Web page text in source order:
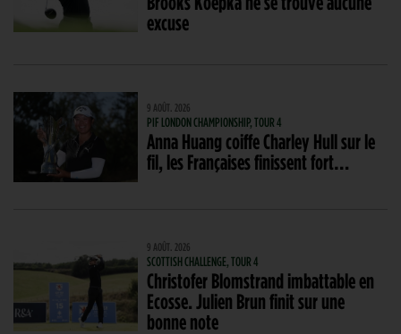
excuse
9 AOÛT. 2026
PIF LONDON CHAMPIONSHIP, TOUR 4
Anna Huang coiffe Charley Hull sur le
fil, les Françaises finissent fort…
9 AOÛT. 2026
SCOTTISH CHALLENGE, TOUR 4
Christofer Blomstrand imbattable en
Ecosse. Julien Brun finit sur une
bonne note